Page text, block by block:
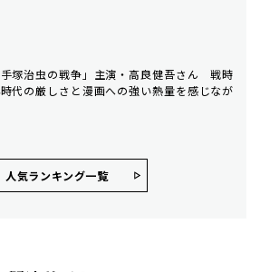
手塚治虫の戦争」主演・高良健吾さん 戦時
代の厳しさと漫画への強い熱量を感じなが
人気ランキング⼀覧